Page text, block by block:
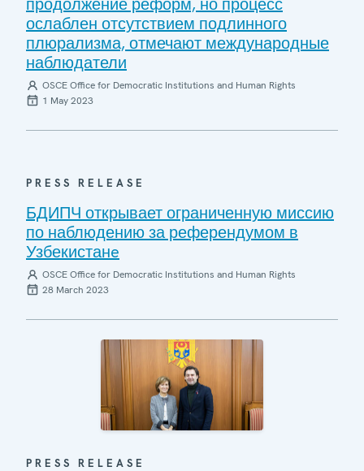
ослаблен отсутствием подлинного
плюрализма, отмечают международные
наблюдатели
OSCE Office for Democratic Institutions and Human Rights
1 May 2023
PRESS RELEASE
БДИПЧ открывает ограниченную миссию
по наблюдению за референдумом в
Узбекистанe
OSCE Office for Democratic Institutions and Human Rights
28 March 2023
PRESS RELEASE